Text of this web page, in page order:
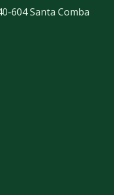
604 Santa Comba